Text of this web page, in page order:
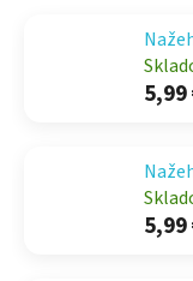
5,99
5,99